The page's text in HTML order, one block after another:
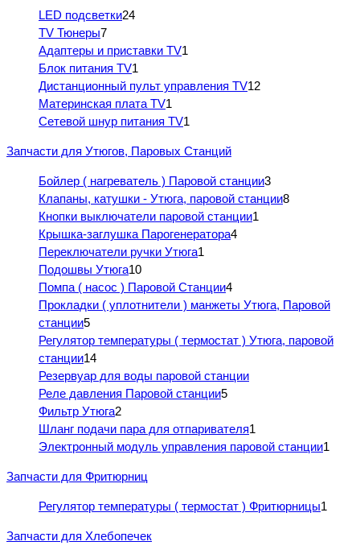
LED подсветки24
TV Тюнеры7
Адаптеры и приставки TV1
Блок питания TV1
Дистанционный пульт управления TV12
Материнская плата TV1
Сетевой шнур питания TV1
Запчасти для Утюгов, Паровых Станций
Бойлер ( нагреватель ) Паровой станции3
Клапаны, катушки - Утюга, паровой станции8
Кнопки выключатели паровой станции1
Крышка-заглушка Парогенератора4
Переключатели ручки Утюга1
Подошвы Утюга10
Помпа ( насос ) Паровой Станции4
Прокладки ( уплотнители ) манжеты Утюга, Паровой
станции5
Регулятор температуры ( термостат ) Утюга, паровой
станции14
Резервуар для воды паровой станции
Реле давления Паровой станции5
Фильтр Утюга2
Шланг подачи пара для отпаривателя1
Электронный модуль управления паровой станции1
Запчасти для Фритюрниц
Регулятор температуры ( термостат ) Фритюрницы1
Запчасти для Хлебопечек